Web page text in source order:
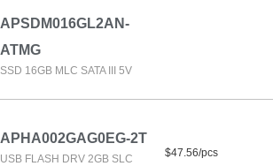
APSDM016GL2AN-
ATMG
SSD 16GB MLC SATA III 5V
APHA002GAG0EG-2T
USB FLASH DRV 2GB SLC
$47.56/pcs